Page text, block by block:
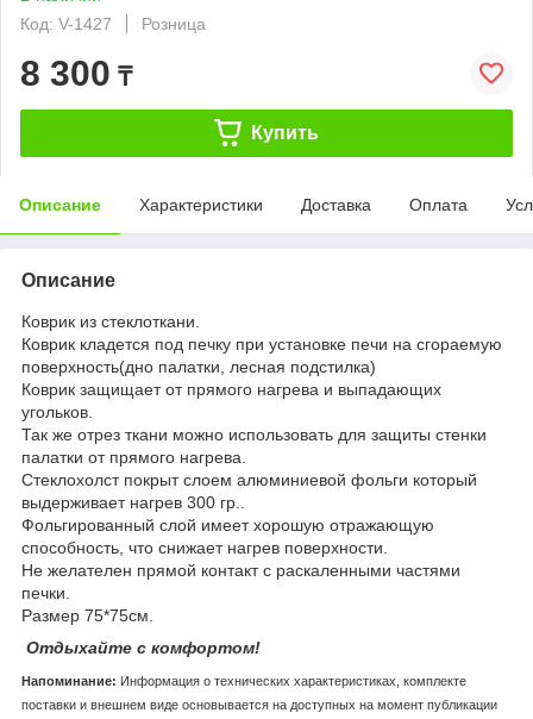
Код: V-1427
Розница
8 300 ₸
Купить
Описание Характеристики Доставка Оплата
Описание
Коврик из стеклоткани.
Коврик кладется под печку при установке печи на сгораемую
поверхность(дно палатки, лесная подстилка)
Коврик защищает от прямого нагрева и выпадающих
угольков.
Так же отрез ткани можно использовать для защиты стенки
палатки от прямого нагрева.
Стеклохолст покрыт слоем алюминиевой фольги который
выдерживает нагрев 300 гр..
Фольгированный слой имеет хорошую отражающую
способность, что снижает нагрев поверхности.
Не желателен прямой контакт с раскаленными частями
печки.
Размер 75*75см.
Отдыхайте с комфортом!
Напоминание: Информация о технических характеристиках, комплекте
поставки и внешнем виде основывается на доступных на момент публикации